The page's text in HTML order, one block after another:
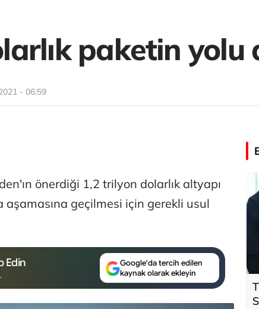
paketin yolu
- 06:59
önerdiği 1,2 trilyon dolarlık altyapı
aşamasına geçilmesi için gerekli usul
Edin
Google'da tercih edilen
kaynak olarak ekleyin